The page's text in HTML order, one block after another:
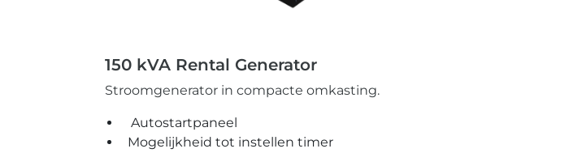
150 kVA Rental Generator
Stroomgenerator in compacte omkasting.
Autostartpaneel
Mogelijkheid tot instellen timer